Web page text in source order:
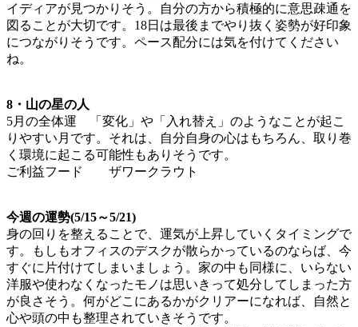
イディアが見つかりそう。自分の方から積極的に意思疎通を
図ることが大切です。18日は最後までやり抜く姿勢が好印象
につながりそうです。ペース配分には気を付けてください
ね。
8・山の星の人
5月の全体運 「変化」や「入れ替え」のようなことが起こ
りやすい月です。それは、自分自身の心はもちろん、取り巻
く環境に起こる可能性もありそうです。
ご利益フード ザワークラウト
今週の運勢(5/15～5/21)
身の回りを整えることで、運気が上昇していくタイミングで
す。もしもオフィスのデスクが散らかっているのならば、今
すぐに片付けてしまいましょう。家の中も同様に、いらない
洋服や使わなくなったモノは思いきって処分してしまった方
が良さそう。何がどこにあるかがクリアーになれば、自然と
心や頭の中も整理されていきそうです。